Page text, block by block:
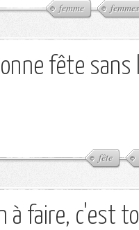
femme femmes
fête
fête
à faire, c'est